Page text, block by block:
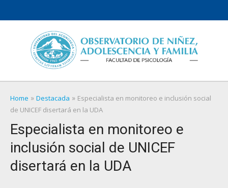
Home » Destacada » Especialista en monitoreo e inclusión social
de UNICEF disertará en la UDA
Especialista en monitoreo e
inclusión social de UNICEF
disertará en la UDA